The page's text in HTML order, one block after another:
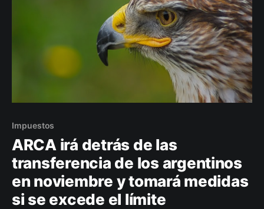
Impuestos
ARCA irá detrás de las
transferencia de los argentinos
en noviembre y tomará medidas
si se excede el límite